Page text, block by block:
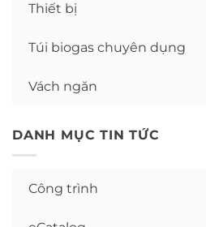
Thiết bị
Túi biogas chuyên dụng
Vách ngăn
DANH MỤC TIN TỨC
Công trình